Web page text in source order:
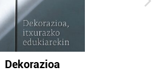
Dekorazioa